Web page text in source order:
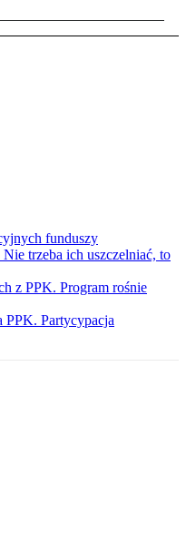
funduszy
trzeba ich uszczelniać, to
z PPK. Program rośnie
Partycypacja